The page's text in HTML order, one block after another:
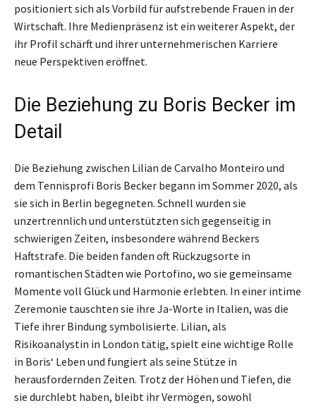
positioniert sich als Vorbild für aufstrebende Frauen in der
Wirtschaft. Ihre Medienpräsenz ist ein weiterer Aspekt, der
ihr Profil schärft und ihrer unternehmerischen Karriere
neue Perspektiven eröffnet.
Die Beziehung zu Boris Becker im
Detail
Die Beziehung zwischen Lilian de Carvalho Monteiro und
dem Tennisprofi Boris Becker begann im Sommer 2020, als
sie sich in Berlin begegneten. Schnell wurden sie
unzertrennlich und unterstützten sich gegenseitig in
schwierigen Zeiten, insbesondere während Beckers
Haftstrafe. Die beiden fanden oft Rückzugsorte in
romantischen Städten wie Portofino, wo sie gemeinsame
Momente voll Glück und Harmonie erlebten. In einer intime
Zeremonie tauschten sie ihre Ja-Worte in Italien, was die
Tiefe ihrer Bindung symbolisierte. Lilian, als
Risikoanalystin in London tätig, spielt eine wichtige Rolle
in Boris‘ Leben und fungiert als seine Stütze in
herausfordernden Zeiten. Trotz der Höhen und Tiefen, die
sie durchlebt haben, bleibt ihr Vermögen, sowohl